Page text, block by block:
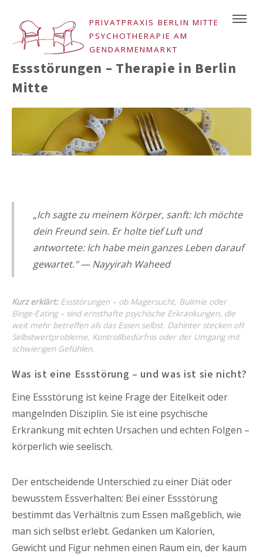
PRIVATPRAXIS BERLIN MITTE
PSYCHOTHERAPIE AM
GENDARMENMARKT
Essstörungen – Therapie in Berlin
Mitte
„Ich sagte zu meinem Körper, sanft: Ich möchte
dein Freund sein. Er holte tief Luft und
antwortete: Ich habe mein ganzes Leben darauf
gewartet."— Nayyirah Waheed
Kurz erklärt:Essstörungen – ob Magersucht, Bulimie oder
Binge-Eating – sind ernsthafte psychische Erkrankungen, die
weit mehr betreffen als das Essen selbst. Dahinter stecken oft
Selbstwertprobleme, Kontrollbedürfnis oder der Umgang mit
schwierigen Gefühlen.
Was ist eine Essstörung – und was ist sie nicht?
Eine Essstörung ist keine Frage der Eitelkeit oder
mangelnden Disziplin. Sie ist eine psychische
Erkrankung mit echten Ursachen und echten Folgen –
körperlich wie seelisch.
Der entscheidende Unterschied zu einer Diät oder
bewusstem Essverhalten: Bei einer Essstörung
bestimmt das Verhältnis zum Essen maßgeblich, wie
man sich selbst erlebt. Gedanken um Kalorien,
Gewicht und Figur nehmen einen Raum ein, der kaum